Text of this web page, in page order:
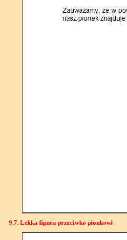
9.7. Lekka figura przeciwko pionkowi